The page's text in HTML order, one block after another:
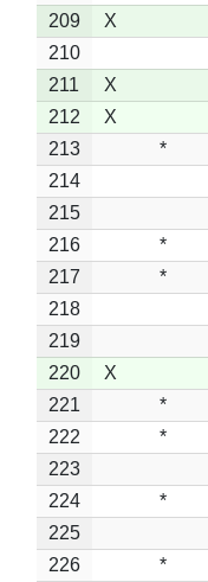
209
X
210
211
X
212
X
213
*
214
215
216
*
217
*
218
219
220
X
221
*
222
*
223
224
*
225
226
*